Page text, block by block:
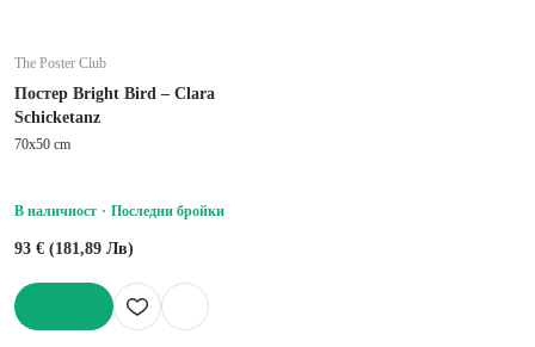
The Poster Club
Постер Bright Bird – Clara
Schicketanz
70x50 cm
В наличност Последни бройки
93 € (181,89 Лв)